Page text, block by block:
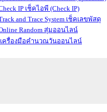
เช็คไอพี (Check IP)
เช็คเลขพัสดุ
สุ่มออนไลน์
เครื่องมือคำนวณวันออนไลน์